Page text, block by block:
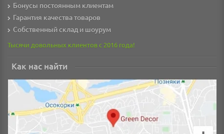
Бонусы постоянным клиентам
Гарантия качества товаров
Собственный склад и шоурум
Тысячи довольных клиентов с 2016 года!
Как нас найти